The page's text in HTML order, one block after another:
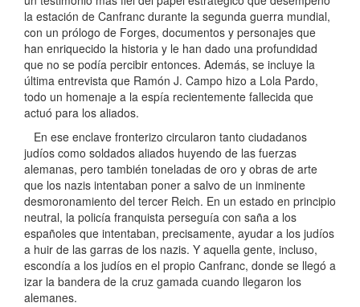
la estación de Canfranc durante la segunda guerra mundial,
con un prólogo de Forges, documentos y personajes que
han enriquecido la historia y le han dado una profundidad
que no se podía percibir entonces. Además, se incluye la
última entrevista que Ramón J. Campo hizo a Lola Pardo,
todo un homenaje a la espía recientemente fallecida que
actuó para los aliados.
En ese enclave fronterizo circularon tanto ciudadanos
judíos como soldados aliados huyendo de las fuerzas
alemanas, pero también toneladas de oro y obras de arte
que los nazis intentaban poner a salvo de un inminente
desmoronamiento del tercer Reich. En un estado en principio
neutral, la policía franquista perseguía con saña a los
españoles que intentaban, precisamente, ayudar a los judíos
a huir de las garras de los nazis. Y aquella gente, incluso,
escondía a los judíos en el propio Canfranc, donde se llegó a
izar la bandera de la cruz gamada cuando llegaron los
alemanes.